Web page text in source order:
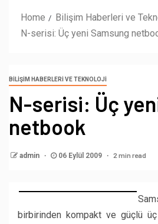
Home
Bilişim Haberleri ve
N-serisi: Üç yeni Samsung
BILIŞIM HABERLERI VE TEKNOLOJI
N-serisi: Üç
netbook
admin 06 Eylül 2009 2 min read
birbirinden kompakt ve güçlü üç